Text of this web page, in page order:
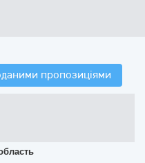
пропозиціями